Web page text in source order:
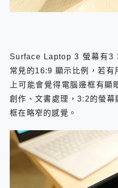
Surface Laptop 3 螢幕有3
常見的16:9 顯示比例，若有
上可能會覺得電腦邊框有
創作、文書處理，3:2的螢幕
框在略窄的感覺。